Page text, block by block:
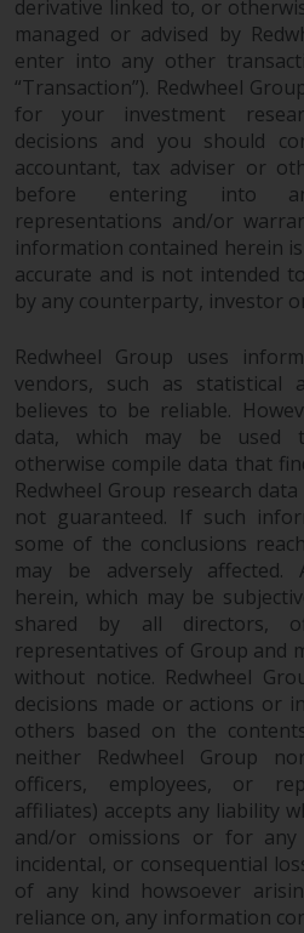
‚Wichtigen
in vollem Umfang
wirksam.
Copyright
Kein Teil dieser
ohne die vorherige
Genehmigung von
irgendeiner Weise
werden. Copyright
derivative linked to, or
managed or advised by
enter into any other
“Transaction”). Redwheel
for your investment
decisions and you should
accountant, tax adviser or
before entering into
representations and/or
information contained herein
accurate and is not intended
by any counterparty, investor
Redwheel Group uses
vendors, such as
believes to be reliable.
data, which may be used
otherwise compile data that
Redwheel Group research
not guaranteed. If such
some of the conclusions
may be adversely affected.
herein, which may be
shared by all directors,
representatives of Group and
without notice. Redwheel
decisions made or actions or
others based on the
neither Redwheel Group
officers, employees, or
affiliates) accepts any liability
and/or omissions or for any
incidental, or consequential
of any kind howsoever
reliance on, any information